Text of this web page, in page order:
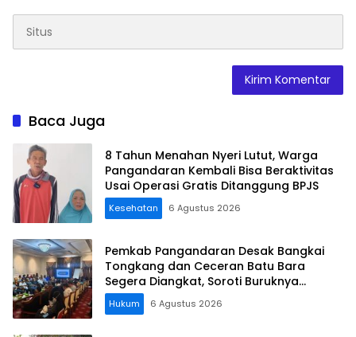
Baca Juga
8 Tahun Menahan Nyeri Lutut, Warga
Pangandaran Kembali Bisa Beraktivitas
Usai Operasi Gratis Ditanggung BPJS
Kesehatan 6 Agustus 2026
Pemkab Pangandaran Desak Bangkai
Tongkang dan Ceceran Batu Bara
Segera Diangkat, Soroti Buruknya
Koordinasi Perusahaan
Hukum 6 Agustus 2026